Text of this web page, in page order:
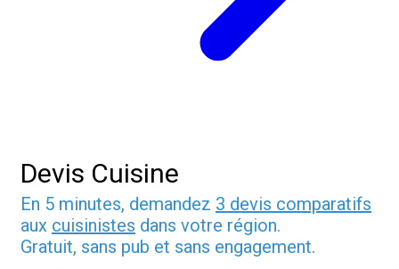
Devis Cuisine
En 5 minutes, demandez 3 devis comparatifs
aux cuisinistes dans votre région.
Gratuit, sans pub et sans engagement.